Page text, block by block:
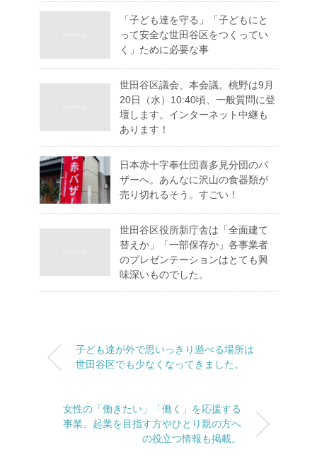
「子ども達を守る」「子どもにと
って安全な世田谷区をつくってい
く」ために必要な事
世田谷区議会、本会議。桃野は9月
20日（水）10:40頃、一般質問に登
壇します。インターネット中継も
あります！
日本赤十字奉仕団喜多見分団のバ
ザーへ。あんなに沢山の食器類が
売り切れるそう。すごい！
世田谷区役所新庁舎は「全面建て
替えか」「一部保存か」各事業者
のプレゼンテーションはとても興
味深いものでした。
子ども達が外で思いっきり遊べる場所は
世田谷区でも少なくなってきました。
女性の「働きたい」「働く」を応援する
事業、起業を目指す方やひとり親の方へ
の役立つ情報も掲載。